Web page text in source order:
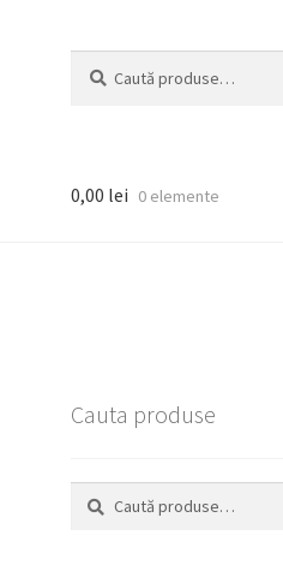
după:
0,00 lei 0 elemente
Cauta produse
Caută
după:
Caută